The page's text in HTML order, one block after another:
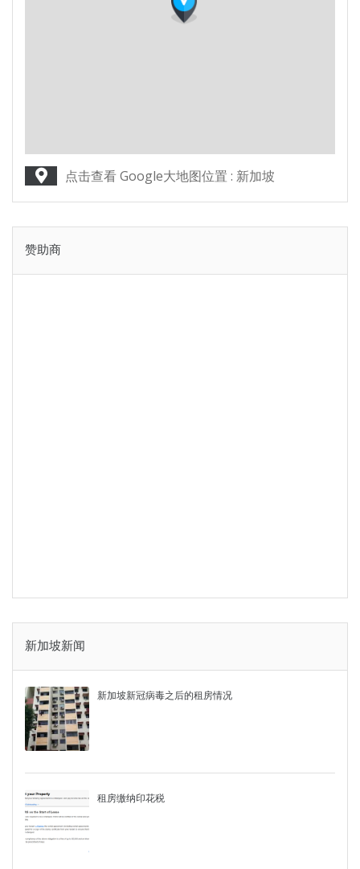
点击查看 Google大地图位置 : 新加坡
赞助商
新加坡新闻
新加坡新冠病毒之后的租房情况
租房缴纳印花税